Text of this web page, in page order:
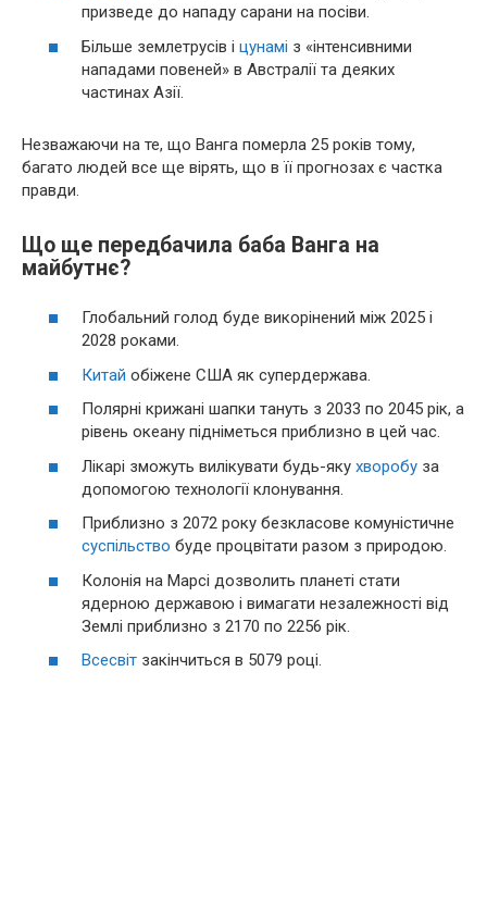
призведе до нападу сарани на посіви.
Більше землетрусів і цунамі з «інтенсивними
нападами повеней» в Австралії та деяких
частинах Азії.
Незважаючи на те, що Ванга померла 25 років тому,
багато людей все ще вірять, що в її прогнозах є частка
правди.
Що ще передбачила баба Ванга на
майбутнє?
Глобальний голод буде викорінений між 2025 і
2028 роками.
Китай обіжене США як супердержава.
Полярні крижані шапки тануть з 2033 по 2045 рік, а
рівень океану підніметься приблизно в цей час.
Лікарі зможуть вилікувати будь-яку хворобу за
допомогою технології клонування.
Приблизно з 2072 року безкласове комуністичне
суспільство буде процвітати разом з природою.
Колонія на Марсі дозволить планеті стати
ядерною державою і вимагати незалежності від
Землі приблизно з 2170 по 2256 рік.
Всесвіт закінчиться в 5079 році.